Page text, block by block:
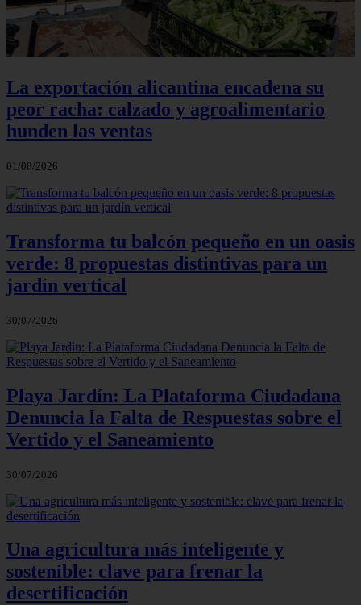
La exportación alicantina encadena su
peor racha: calzado y agroalimentario
hunden las ventas
01/08/2026
Transforma tu balcón pequeño en un oasis
verde: 8 propuestas distintivas para un
jardín vertical
30/07/2026
Playa Jardín: La Plataforma Ciudadana
Denuncia la Falta de Respuestas sobre el
Vertido y el Saneamiento
30/07/2026
Una agricultura más inteligente y
sostenible: clave para frenar la
desertificación